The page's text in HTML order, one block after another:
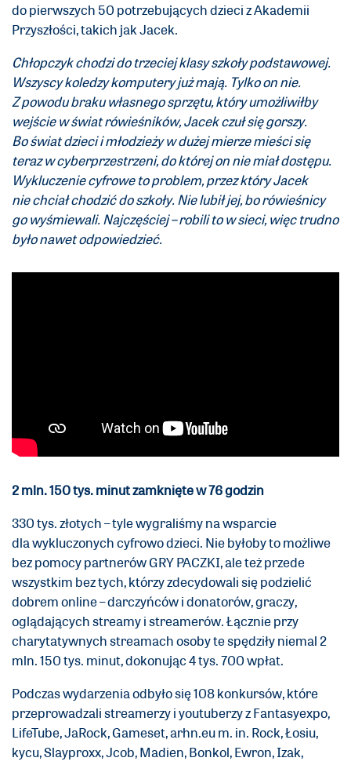
do pierwszych 50 potrzebujących dzieci z Akademii
Przyszłości, takich jak Jacek.
Chłopczyk chodzi do trzeciej klasy szkoły podstawowej.
Wszyscy koledzy komputery już mają. Tylko on nie.
Z powodu braku własnego sprzętu, który umożliwiłby
wejście w świat rówieśników, Jacek czuł się gorszy.
Bo świat dzieci i młodzieży w dużej mierze mieści się
teraz w cyberprzestrzeni, do której on nie miał dostępu.
Wykluczenie cyfrowe to problem, przez który Jacek
nie chciał chodzić do szkoły. Nie lubił jej, bo rówieśnicy
go wyśmiewali. Najczęściej – robili to w sieci, więc trudno
było nawet odpowiedzieć.
2 mln. 150 tys. minut zamknięte w 76 godzin
330 tys. złotych – tyle wygraliśmy na wsparcie
dla wykluczonych cyfrowo dzieci. Nie byłoby to możliwe
bez pomocy partnerów GRY PACZKI, ale też przede
wszystkim bez tych, którzy zdecydowali się podzielić
dobrem online – darczyńców i donatorów, graczy,
oglądających streamy i streamerów. Łącznie przy
charytatywnych streamach osoby te spędziły niemal 2
mln. 150 tys. minut, dokonując 4 tys. 700 wpłat.
Podczas wydarzenia odbyło się 108 konkursów, które
przeprowadzali streamerzy i youtuberzy z Fantasyexpo,
LifeTube, JaRock, Gameset, arhn.eu m. in. Rock, Łosiu,
kycu, Slayproxx, Jcob, Madien, Bonkol, Ewron, Izak,